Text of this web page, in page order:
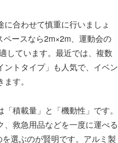
合わせて慎重に行いましょ
ースなら2m×2m、運動会の
しています。最近では、複数
トタイプ」も人気で、イベン
す。
積載量」と「機動性」です。
救急用品などを一度に運べる
選ぶのが賢明です。アルミ製